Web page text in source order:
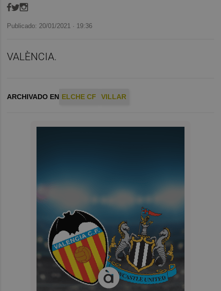
Publicado: 20/01/2021 · 19:36
VALÈNCIA.
ARCHIVADO EN ELCHE CF VILLAR